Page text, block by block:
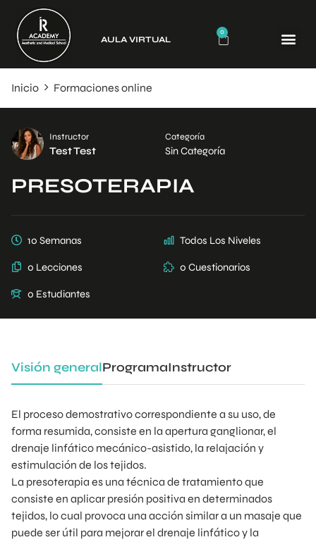
AULA VIRTUAL
0
Inicio Formaciones online
Instructor
Test Test
Categoría
Sin Categoría
PRESOTERAPIA
10 Semanas Todos Los Niveles
0 Lecciones 0 Cuestionarios
0 Estudiantes
Visión generalProgramaInstructor
El proceso demostrativo correspondiente a su uso, de
forma resumida, consiste en la apertura ganglionar, el
drenaje linfático mecánico-asistido, la relajación y
estimulación de los tejidos.
La presoterapia es una técnica de tratamiento que
consiste en aplicar presión positiva en determinados
tejidos, lo cual provoca una acción similar a un masaje que
puede ser útil para mejorar el drenaje linfático y la